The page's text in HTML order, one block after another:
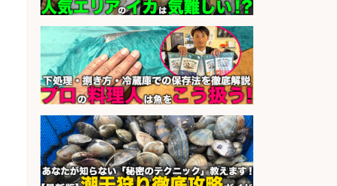
会社名 株式会社共進精工
sponsored by 求人ボックス
さらに求人情報を見る